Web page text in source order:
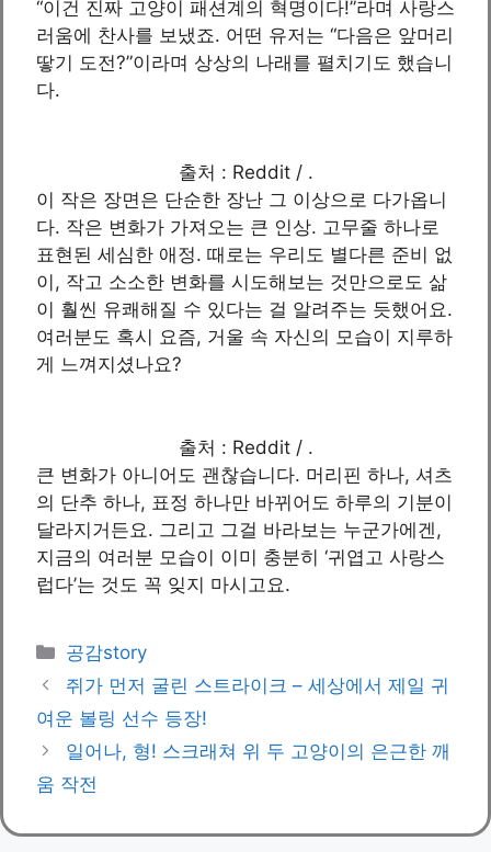
“이건 진짜 고양이 패션계의 혁명이다!”라며 사랑스
러움에 찬사를 보냈죠. 어떤 유저는 “다음은 앞머리
땋기 도전?”이라며 상상의 나래를 펼치기도 했습니
다.
출처 : Reddit / .
이 작은 장면은 단순한 장난 그 이상으로 다가옵니
다. 작은 변화가 가져오는 큰 인상. 고무줄 하나로
표현된 세심한 애정. 때로는 우리도 별다른 준비 없
이, 작고 소소한 변화를 시도해보는 것만으로도 삶
이 훨씬 유쾌해질 수 있다는 걸 알려주는 듯했어요.
여러분도 혹시 요즘, 거울 속 자신의 모습이 지루하
게 느껴지셨나요?
출처 : Reddit / .
큰 변화가 아니어도 괜찮습니다. 머리핀 하나, 셔츠
의 단추 하나, 표정 하나만 바뀌어도 하루의 기분이
달라지거든요. 그리고 그걸 바라보는 누군가에겐,
지금의 여러분 모습이 이미 충분히 ‘귀엽고 사랑스
럽다’는 것도 꼭 잊지 마시고요.
카
테
고
리
공감story
쥐가 먼저 굴린 스트라이크 – 세상에서 제일 귀
여운 볼링 선수 등장!
일어나, 형! 스크래쳐 위 두 고양이의 은근한 깨
움 작전